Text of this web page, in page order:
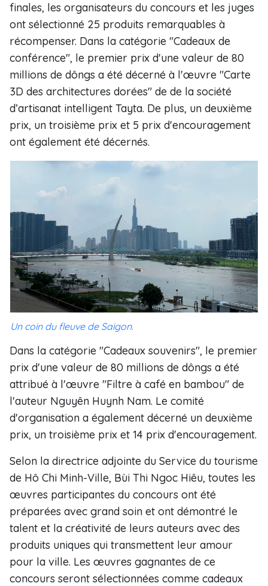
finales, les organisateurs du concours et les juges
ont sélectionné 25 produits remarquables à
récompenser. Dans la catégorie "Cadeaux de
conférence", le premier prix d'une valeur de 80
millions de dôngs a été décerné à l'œuvre "Carte
3D des architectures dorées" de de la société
d’artisanat intelligent Tayta. De plus, un deuxième
prix, un troisième prix et 5 prix d'encouragement
ont également été décernés.
Un coin du fleuve de Saigon.
Dans la catégorie "Cadeaux souvenirs", le premier
prix d'une valeur de 80 millions de dôngs a été
attribué à l'œuvre "Filtre à café en bambou" de
l'auteur Nguyên Huynh Nam. Le comité
d'organisation a également décerné un deuxième
prix, un troisième prix et 14 prix d'encouragement.
Selon la directrice adjointe du Service du tourisme
de Hô Chi Minh-Ville, Bùi Thi Ngoc Hiêu, toutes les
œuvres participantes du concours ont été
préparées avec grand soin et ont démontré le
talent et la créativité de leurs auteurs avec des
produits uniques qui transmettent leur amour
pour la ville. Les œuvres gagnantes de ce
concours seront sélectionnées comme cadeaux